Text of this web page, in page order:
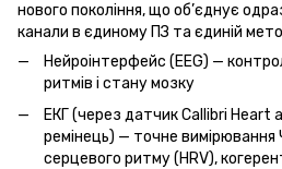
нового покоління, що об’єднує
канали в єдиному ПЗ та єдиній
Нейроінтерфейс (EEG) —
ритмів і стану мозку
ЕКГ (через датчик Callibri Heart
ремінець) — точне вимірювання
серцевого ритму (HRV),